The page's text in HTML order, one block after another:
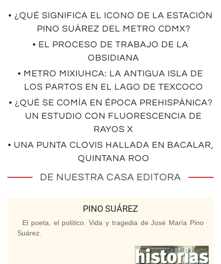
• ¿QUÉ SIGNIFICA EL ICONO DE LA ESTACIÓN
PINO SUÁREZ DEL METRO CDMX?
• EL PROCESO DE TRABAJO DE LA
OBSIDIANA
• METRO MIXIUHCA: LA ANTIGUA ISLA DE
LOS PARTOS EN EL LAGO DE TEXCOCO
• ¿QUÉ SE COMÍA EN ÉPOCA PREHISPÁNICA?
UN ESTUDIO CON FLUORESCENCIA DE
RAYOS X
• UNA PUNTA CLOVIS HALLADA EN BACALAR,
QUINTANA ROO
DE NUESTRA CASA EDITORA
PINO SUÁREZ
El poeta, el político. Vida y tragedia de José María Pino
Suárez.